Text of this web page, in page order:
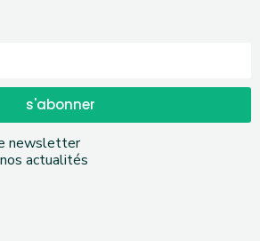
s'abonner
newsletter
actualités